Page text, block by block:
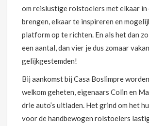
om reislustige rolstoelers met elkaar
brengen, elkaar te inspireren en
platform op te richten. En als het dan
een aantal, dan vier je dus zomaar
gelijkgestemden!
Bij aankomst bij Casa Boslimpre
welkom geheten, eigenaars Colin en
drie auto’s uitladen. Het grind om het
voor de handbewogen rolstoelers